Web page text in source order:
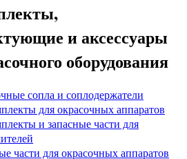
и аксессуары
оборудования
сопла и соплодержатели
для окрасочных аппаратов
и запасные части для
части для окрасочных аппаратов